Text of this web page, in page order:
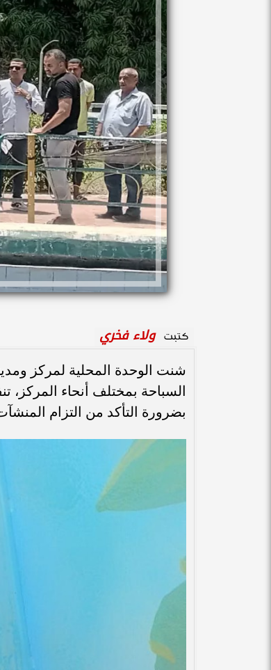
كتبت ولاء فخري
شنت الوحدة المحلية لمركز
السباحة بمختلف أنحاء المركز،
بضرورة التأكد من التزام